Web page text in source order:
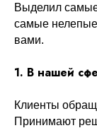
Выделил
самые
вами.
1. В нашей
Клиенты
Принимают